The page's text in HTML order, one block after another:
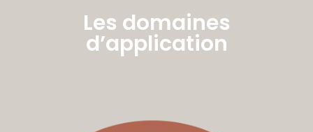
Les domaines
d’application